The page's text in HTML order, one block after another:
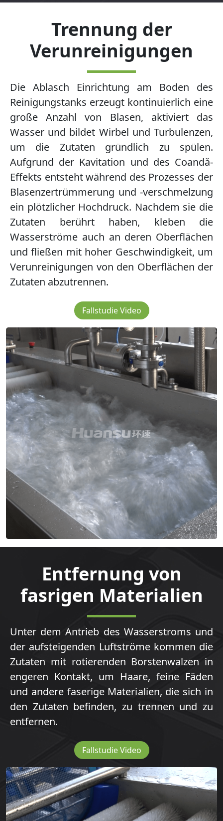
Trennung der
Verunreinigungen
Die Ablasch Einrichtung am Boden des
Reinigungstanks erzeugt kontinuierlich eine
große Anzahl von Blasen, aktiviert das
Wasser und bildet Wirbel und Turbulenzen,
um die Zutaten gründlich zu spülen.
Aufgrund der Kavitation und des Coandă-
Effekts entsteht während des Prozesses der
Blasenzertrümmerung und -verschmelzung
ein plötzlicher Hochdruck. Nachdem sie die
Zutaten berührt haben, kleben die
Wasserströme auch an deren Oberflächen
und fließen mit hoher Geschwindigkeit, um
Verunreinigungen von den Oberflächen der
Zutaten abzutrennen.
Fallstudie Video
Entfernung von
fasrigen Materialien
Unter dem Antrieb des Wasserstroms und
der aufsteigenden Luftströme kommen die
Zutaten mit rotierenden Borstenwalzen in
engeren Kontakt, um Haare, feine Fäden
und andere faserige Materialien, die sich in
den Zutaten befinden, zu trennen und zu
entfernen.
Fallstudie Video